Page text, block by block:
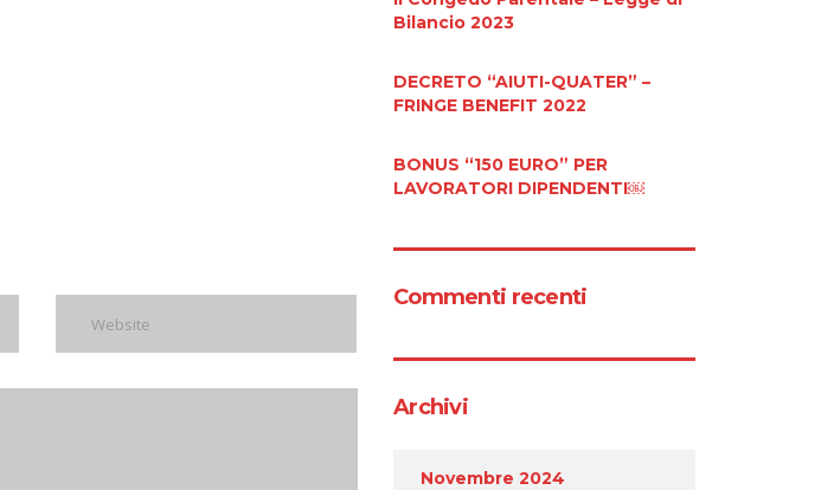
Bilancio 2023
DECRETO “AIUTI-QUATER” –
FRINGE BENEFIT 2022
BONUS “150 EURO” PER
LAVORATORI DIPENDENTI￼
Commenti recenti
Archivi
Novembre 2024